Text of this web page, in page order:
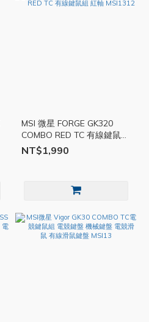
MSI 微星 FORGE GK320
COMBO RED TC 有線鍵鼠組
紅軸 MSI1312
NT$1,990